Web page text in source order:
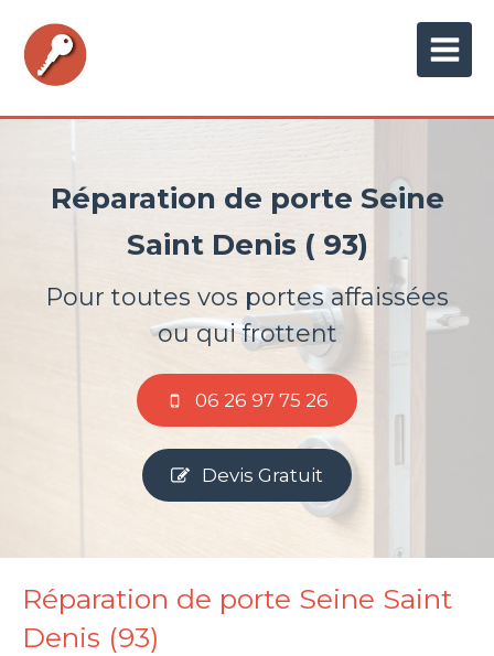
Réparation de porte Seine
Saint Denis ( 93)
Pour toutes vos portes affaissées
ou qui frottent
06 26 97 75 26
Devis Gratuit
Réparation de porte Seine Saint
Denis (93)